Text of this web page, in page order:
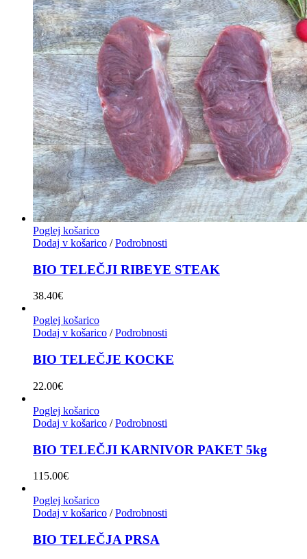
Poglej košarico
Dodaj v košarico / Podrobnosti
BIO TELEČJI RIBEYE STEAK
38.40€
Poglej košarico
Dodaj v košarico / Podrobnosti
BIO TELEČJE KOCKE
22.00€
Poglej košarico
Dodaj v košarico / Podrobnosti
BIO TELEČJI KARNIVOR PAKET 5kg
115.00€
Poglej košarico
Dodaj v košarico / Podrobnosti
BIO TELEČJA PRSA